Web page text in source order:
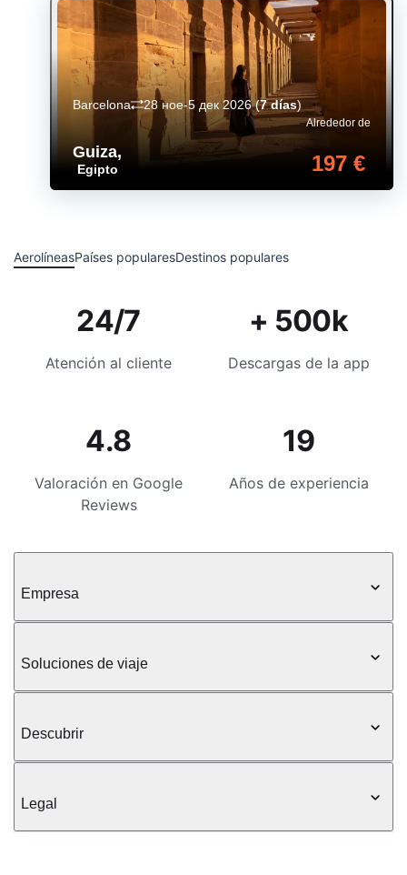
Guiza,
Egipto
Alrededor de
197 €
Barcelona 28 ное-5 дек 2026(7 días)
AerolíneasPaíses popularesDestinos populares
24/7
Atención al cliente
+ 500k
Descargas de la app
4.8
Valoración en Google
Reviews
19
Años de experiencia
Empresa
Soluciones de viaje
Descubrir
Legal